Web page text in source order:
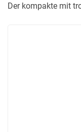
Der kompakte mit